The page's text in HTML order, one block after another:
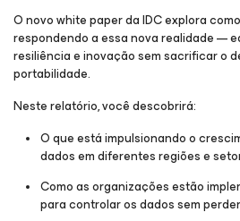
O novo white paper da IDC explora
respondendo a essa nova realidade —
resiliência e inovação sem sacrificar o
portabilidade.
Neste relatório, você descobrirá:
O que está impulsionando o
dados em diferentes regiões e
Como as organizações estão
para controlar os dados sem